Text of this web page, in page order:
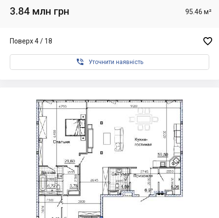
3.84 млн грн 95.46 м²
Поверх 4 / 18 
 Уточнити наявність